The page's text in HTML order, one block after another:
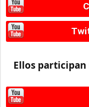
Ellos participan